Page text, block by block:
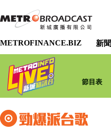
METROFINANCE.BIZ 新聞
節目表